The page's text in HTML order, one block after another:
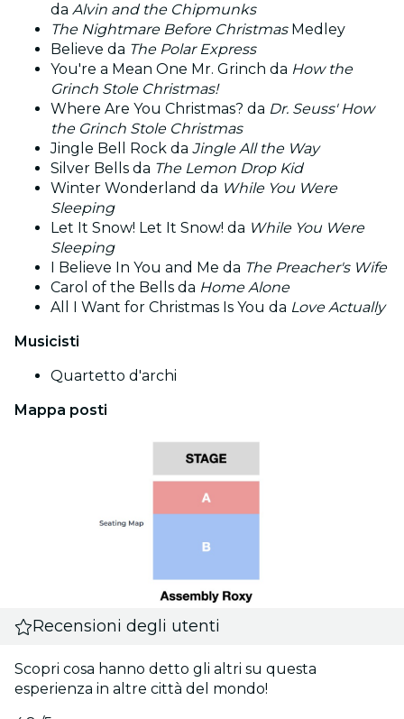
da Alvin and the Chipmunks
The Nightmare Before ChristmasMedley
Believe da The Polar Express
You're a Mean One Mr. Grinch da How the
Grinch Stole Christmas!
Where Are You Christmas? da Dr. Seuss' How
the Grinch Stole Christmas
Jingle Bell Rock da Jingle All the Way
Silver Bells da The Lemon Drop Kid
Winter Wonderland da While You Were
Sleeping
Let It Snow! Let It Snow! da While You Were
Sleeping
I Believe In You and Me da The Preacher's Wife
Carol of the Bells da Home Alone
All I Want for Christmas Is You da Love Actually
Musicisti
Quartetto d'archi
Mappa posti
Recensioni degli utenti
Scopri cosa hanno detto gli altri su questa
esperienza in altre città del mondo!